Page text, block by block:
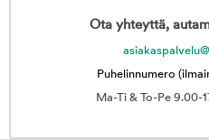
Ota yhteyttä,
Puhelinnumero
Ma-Ti & To-Pe 9.00-